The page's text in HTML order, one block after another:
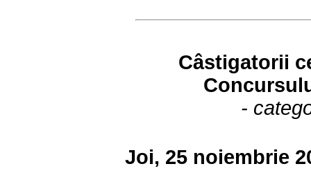
Câstigatorii
-
Joi, 25 noiembrie